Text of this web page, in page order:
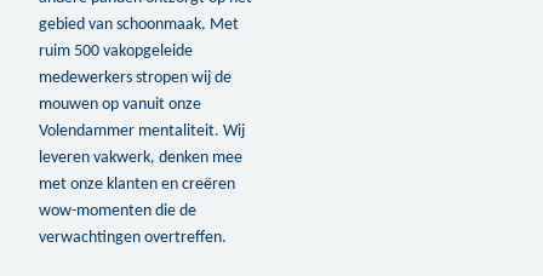
gebied van schoonmaak. Met
ruim 500 vakopgeleide
medewerkers stropen wij de
mouwen op vanuit onze
Volendammer mentaliteit. Wij
leveren vakwerk, denken mee
met onze klanten en creëren
wow-momenten die de
verwachtingen overtreffen.